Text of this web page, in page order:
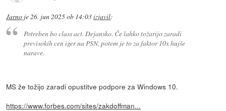
Jarno je26. jun 2025 ob 14:03izjavil:
Potreben bo class act. Dejansko. Če lahko tožarijo zaradi
previsokih cen iger na PSN, potem je to za faktor 10x hujše
narave.
MS že tožijo zaradi opustitve podpore za Windows 10.
https://www.forbes.com/sites/zakdoffman...